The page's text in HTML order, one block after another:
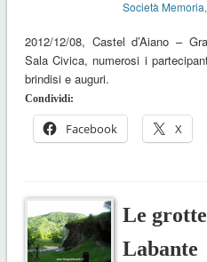
Società Memoria
2012/12/08, Castel d’Aiano –
Sala Civica, numerosi i
brindisi e auguri.
Condividi:
Facebook X
Le
Labante